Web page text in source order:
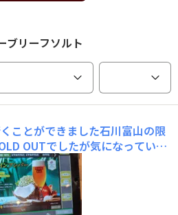
ブリーフソルト
ことができました石川富山の限
OUTでしたが気になっていた
ましたし、揚げたて唐揚げが思
良しとします😋いつもはグラ
まりの暑さにシトラスエールも
く前に…目